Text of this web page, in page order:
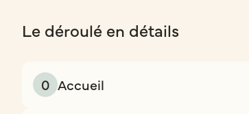
Le déroulé en détails
0 Accueil